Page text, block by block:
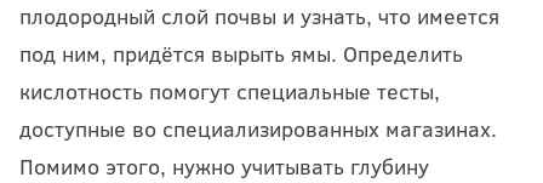
плодородный слой почвы и узнать, что имеется
под ним, придётся вырыть ямы. Определить
кислотность помогут специальные тесты,
доступные во специализированных магазинах.
Помимо этого, нужно учитывать глубину